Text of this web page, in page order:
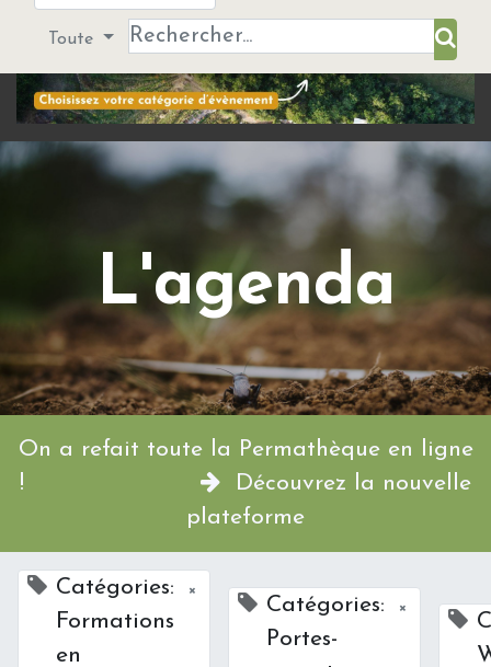
Toute
L'agenda
On a refait toute la Permathèque en ligne
!
Découvrez la nouvelle
plateforme
Catégories:
Formations
en
×
Catégories:
Portes-
×